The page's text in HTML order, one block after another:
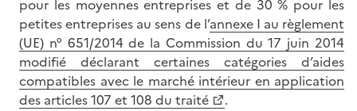
pour les moyennes entreprises et de 30 % pour les
petites entreprises au sens de l’annexe I au règlement
(UE) n° 651/2014 de la Commission du 17 juin 2014
modifié déclarant certaines catégories d’aides
compatibles avec le marché intérieur en application
des articles 107 et 108 du traité
.